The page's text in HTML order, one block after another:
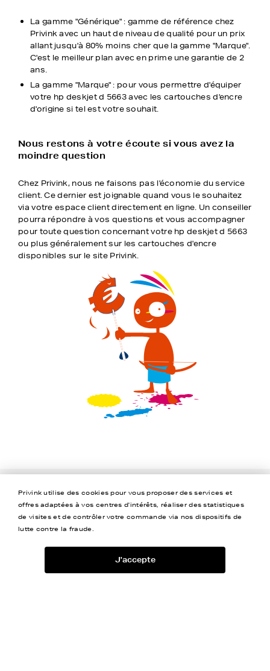
La gamme "Générique" : gamme de référence chez
Privink avec un haut de niveau de qualité pour un prix
allant jusqu'à 80% moins cher que la gamme "Marque".
C'est le meilleur plan avec en prime une garantie de 2
ans.
La gamme "Marque" : pour vous permettre d'équiper
votre hp deskjet d 5663 avec les cartouches d'encre
d'origine si tel est votre souhait.
Nous restons à votre écoute si vous avez la
moindre question
Chez Privink, nous ne faisons pas l'économie du service
client. Ce dernier est joignable quand vous le souhaitez
via votre espace client directement en ligne. Un conseiller
pourra répondre à vos questions et vous accompagner
pour toute question concernant votre hp deskjet d 5663
ou plus généralement sur les cartouches d'encre
disponibles sur le site Privink.
Jusqu’à -80% Livraison Offerte
Garantie 2 ans
Privink utilise des cookies pour vous proposer des services et
offres adaptées à vos centres d'intérêts, réaliser des statistiques
de visites et de contrôler votre commande via nos dispositifs de
lutte contre la fraude.
J'accepte